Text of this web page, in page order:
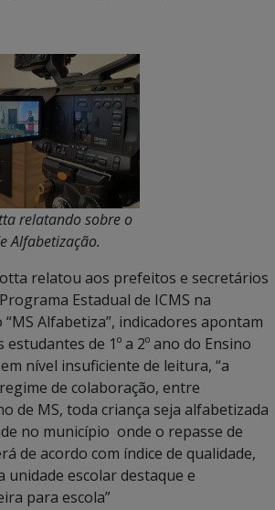
relatando sobre o
Alfabetização.
relatou aos prefeitos e secretários
Estadual de ICMS na
Alfabetiza”, indicadores apontam
de 1º a 2º ano do Ensino
nível insuficiente de leitura, “a
de colaboração, entre
de MS, toda criança seja alfabetizada
no município onde o repasse de
de acordo com índice de qualidade,
unidade escolar destaque e
para escola”